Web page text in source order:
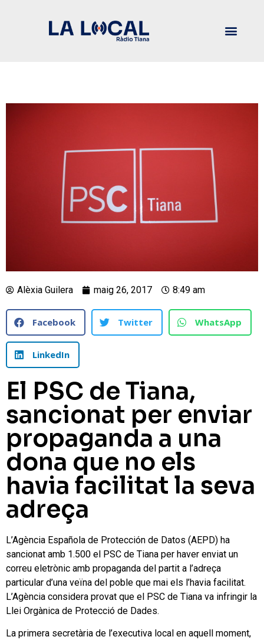
Alèxia Guilera maig 26, 2017 8:49 am
Facebook Twitter WhatsApp
LinkedIn
El PSC de Tiana,
sancionat per enviar
propaganda a una
dona que no els
havia facilitat la seva
adreça
L’Agència Española de Protección de Datos (AEPD) ha
sancionat amb 1.500 el PSC de Tiana per haver enviat un
correu eletrònic amb propaganda del partit a l’adreça
particular d’una veïna del poble que mai els l’havia facilitat.
L’Agència considera provat que el PSC de Tiana va infringir la
Llei Orgànica de Protecció de Dades.
La primera secretària de l’executiva local en aquell moment,